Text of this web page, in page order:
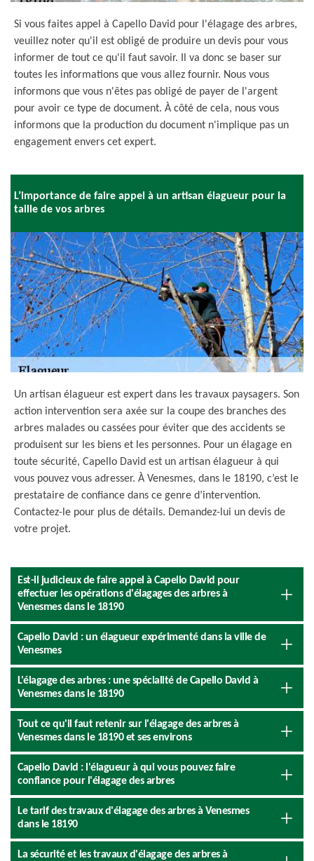
Si vous faites appel à Capello David pour l'élagage des arbres,
veuillez noter qu'il est obligé de produire un devis pour vous
informer de tout ce qu'il faut savoir. Il va donc se baser sur
toutes les informations que vous allez fournir. Nous vous
informons que vous n'êtes pas obligé de payer de l'argent
pour avoir ce type de document. À côté de cela, nous vous
informons que la production du document n'implique pas un
engagement envers cet expert.
L’importance de faire appel à un artisan élagueur pour la
taille de vos arbres
Un artisan élagueur est expert dans les travaux paysagers. Son
action intervention sera axée sur la coupe des branches des
arbres malades ou cassées pour éviter que des accidents se
produisent sur les biens et les personnes. Pour un élagage en
toute sécurité, Capello David est un artisan élagueur à qui
vous pouvez vous adresser. À Venesmes, dans le 18190, c’est le
prestataire de confiance dans ce genre d’intervention.
Contactez-le pour plus de détails. Demandez-lui un devis de
votre projet.
Est-il judicieux de faire appel à Capello David pour
effectuer les opérations d'élagages des arbres à
Venesmes dans le 18190
Capello David : un élagueur expérimenté dans la ville de
Venesmes
L'élagage des arbres : une spécialité de Capello David à
Venesmes dans le 18190
Tout ce qu'il faut retenir sur l'élagage des arbres à
Venesmes dans le 18190 et ses environs
Capello David : l'élagueur à qui vous pouvez faire
confiance pour l'élagage des arbres
Le tarif des travaux d'élagage des arbres à Venesmes
dans le 18190
La sécurité et les travaux d'élagage des arbres à